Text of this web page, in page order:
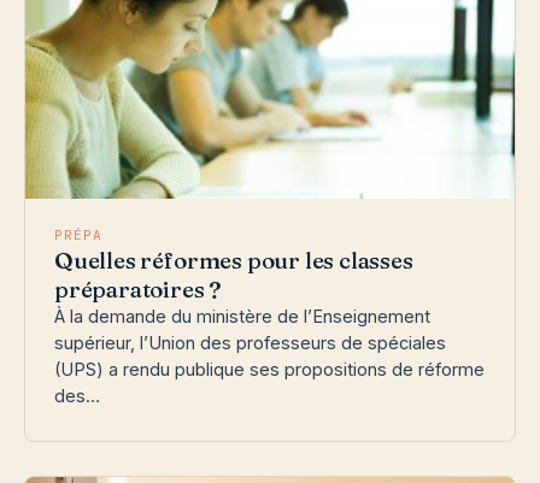
PRÉPA
Quelles réformes pour les classes
préparatoires ?
À la demande du ministère de l’Enseignement
supérieur, l’Union des professeurs de spéciales
(UPS) a rendu publique ses propositions de réforme
des…